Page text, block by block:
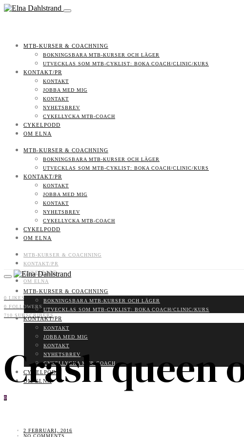
MTB-KURSER & COACHNING
BOKNINGSBARA MTB-KURSER OCH LÄGER
UTVECKLAS SOM MTB-CYKLIST: BOKA COACH/CLINIC/KURS
KONTAKT/PR
KONTAKT
JOBBA MED MIG
KONTAKT
NYHETSBREV
CYKELLYCKA MTB-COACH
CYKELPODD
OM ELNA
MTB-KURSER & COACHNING
BOKNINGSBARA MTB-KURSER OCH LÄGER
UTVECKLAS SOM MTB-CYKLIST: BOKA COACH/CLINIC/KURS
KONTAKT/PR
KONTAKT
JOBBA MED MIG
KONTAKT
NYHETSBREV
CYKELLYCKA MTB-COACH
CYKELPODD
OM ELNA
MTB-KURSER & COACHNING
KONTAKT/PR
CYKELPODD
OM ELNA
0 LIKES
0 FOLLOWERS
710 SUBSCRIBERS
MTB-KURSER & COACHNING
BOKNINGSBARA MTB-KURSER OCH LÄGER
UTVECKLAS SOM MTB-CYKLIST: BOKA COACH/CLINIC/KURS
KONTAKT/PR
KONTAKT
JOBBA MED MIG
KONTAKT
NYHETSBREV
CYKELLYCKA MTB-COACH
CYKELPODD
OM ELNA
0
Crash queen
2 FEBRUARI, 2016
NO COMMENTS